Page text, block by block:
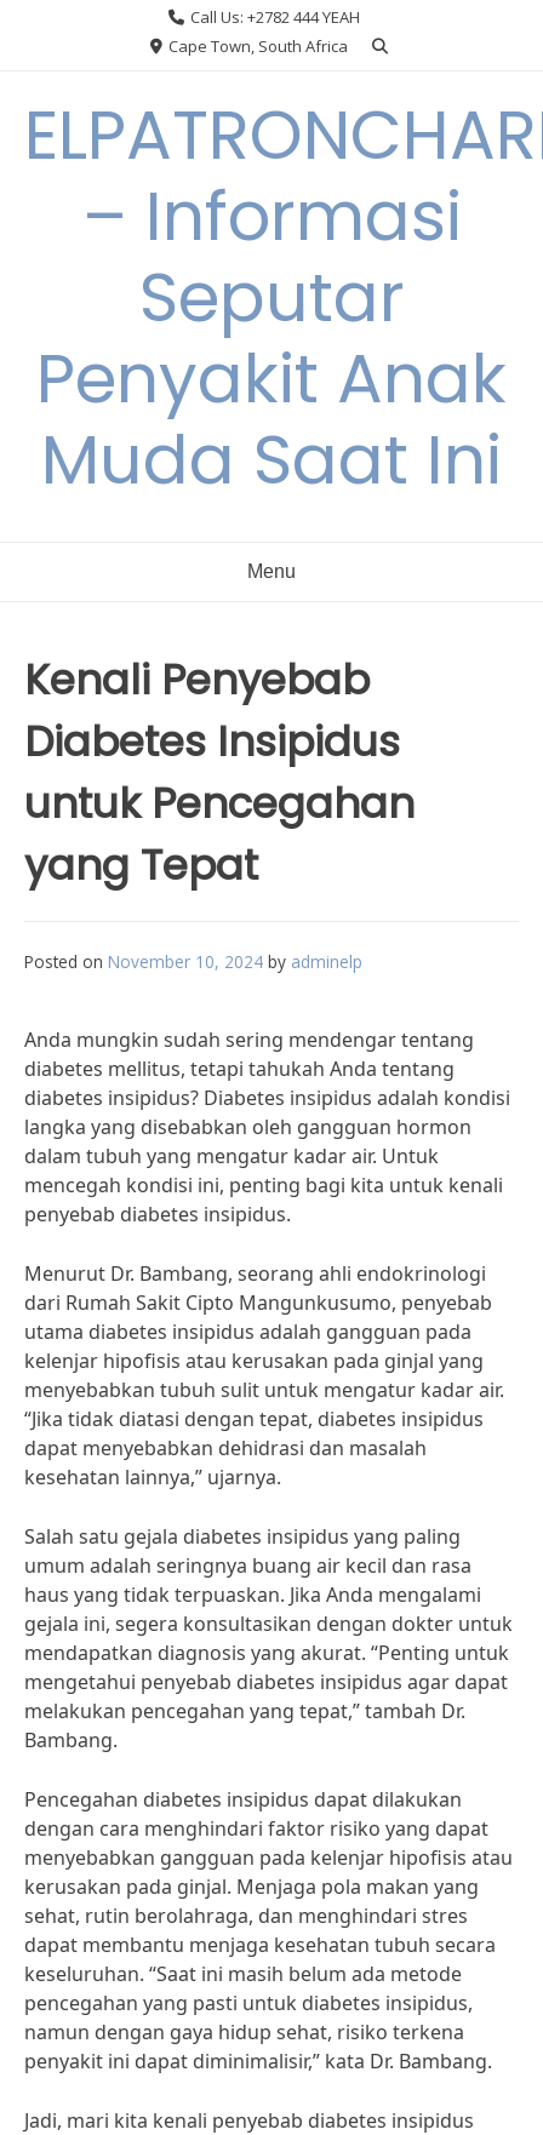
Call Us: +2782 444 YEAH
Cape Town, South Africa
– Informasi
Seputar
Penyakit Anak
Muda Saat Ini
Menu
Kenali Penyebab
Diabetes Insipidus
untuk Pencegahan
yang Tepat
Posted on November 10, 2024 by adminelp
Anda mungkin sudah sering mendengar tentang
diabetes mellitus, tetapi tahukah Anda tentang
diabetes insipidus? Diabetes insipidus adalah kondisi
langka yang disebabkan oleh gangguan hormon
dalam tubuh yang mengatur kadar air. Untuk
mencegah kondisi ini, penting bagi kita untuk kenali
penyebab diabetes insipidus.
Menurut Dr. Bambang, seorang ahli endokrinologi
dari Rumah Sakit Cipto Mangunkusumo, penyebab
utama diabetes insipidus adalah gangguan pada
kelenjar hipofisis atau kerusakan pada ginjal yang
menyebabkan tubuh sulit untuk mengatur kadar air.
“Jika tidak diatasi dengan tepat, diabetes insipidus
dapat menyebabkan dehidrasi dan masalah
kesehatan lainnya,” ujarnya.
Salah satu gejala diabetes insipidus yang paling
umum adalah seringnya buang air kecil dan rasa
haus yang tidak terpuaskan. Jika Anda mengalami
gejala ini, segera konsultasikan dengan dokter untuk
mendapatkan diagnosis yang akurat. “Penting untuk
mengetahui penyebab diabetes insipidus agar dapat
melakukan pencegahan yang tepat,” tambah Dr.
Bambang.
Pencegahan diabetes insipidus dapat dilakukan
dengan cara menghindari faktor risiko yang dapat
menyebabkan gangguan pada kelenjar hipofisis atau
kerusakan pada ginjal. Menjaga pola makan yang
sehat, rutin berolahraga, dan menghindari stres
dapat membantu menjaga kesehatan tubuh secara
keseluruhan. “Saat ini masih belum ada metode
pencegahan yang pasti untuk diabetes insipidus,
namun dengan gaya hidup sehat, risiko terkena
penyakit ini dapat diminimalisir,” kata Dr. Bambang.
Jadi, mari kita kenali penyebab diabetes insipidus